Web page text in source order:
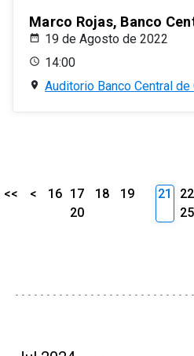
Marco Rojas, Banco
19 de Agosto de 2022
14:00
Auditorio Banco Central de
<< < 16 17 18
19
20
21 22
25